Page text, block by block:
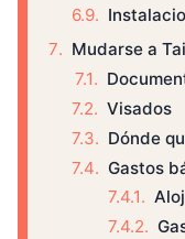
Mudarse a
Visados
Dónde
Gastos